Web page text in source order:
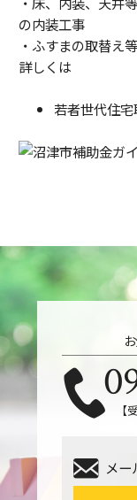
の内装工事
・ふすまの取替え
詳しくは
若者世代住
【
メー